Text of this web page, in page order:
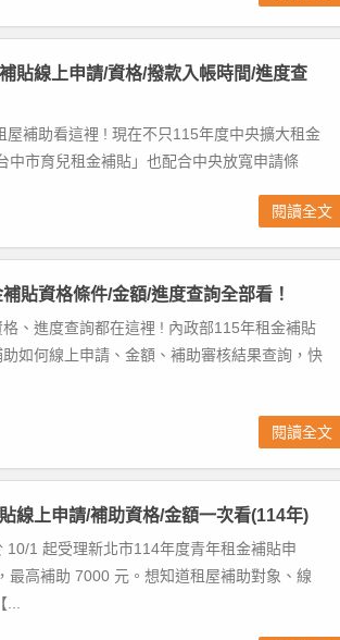
貼線上申請/資格/撥款入帳時間/進度查
補助看這裡 ! 現在不只115年度中央擴大租金
中市育兒租金補貼」也配合中央放寬申請條
閱讀全文
貼資格條件/金額/進度查詢全部看！
、進度查詢都在這裡 ! 內政部115年租金補貼
如何線上申請、金額、補助審核結果查詢，快
閱讀全文
線上申請/補助資格/金額一次看(114年)
10/1 起受理新北市114年度青年租金補貼申
最高補助 7000 元。想知道租屋補助對象、線